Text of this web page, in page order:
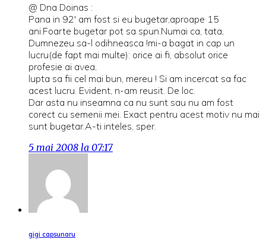
@ Dna Doinas :
Pana in 92′ am fost si eu bugetar,aproape 15
ani.Foarte bugetar pot sa spun.Numai ca, tata,
Dumnezeu sa-l odihneasca !mi-a bagat in cap un
lucru(de fapt mai multe): orice ai fi, absolut orice
profesie ai avea,
lupta sa fii cel mai bun, mereu ! Si am incercat sa fac
acest lucru. Evident, n-am reusit. De loc.
Dar asta nu inseamna ca nu sunt sau nu am fost
corect cu semenii mei. Exact pentru acest motiv nu mai
sunt bugetar.A-ti inteles, sper.
5 mai 2008 la 07:17
gigi capsunaru